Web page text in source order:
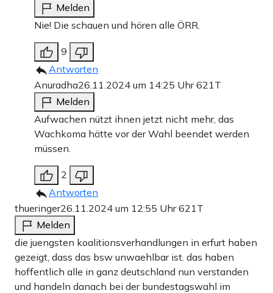
Melden
Nie! Die schauen und hören alle ÖRR.
9
Antworten
Anuradha26.11.2024 um 14:25 Uhr621T
Melden
Aufwachen nützt ihnen jetzt nicht mehr, das
Wachkoma hätte vor der Wahl beendet werden
müssen.
2
Antworten
thueringer26.11.2024 um 12:55 Uhr621T
Melden
die juengsten koalitionsverhandlungen in erfurt haben
gezeigt, dass das bsw unwaehlbar ist. das haben
hoffentlich alle in ganz deutschland nun verstanden
und handeln danach bei der bundestagswahl im